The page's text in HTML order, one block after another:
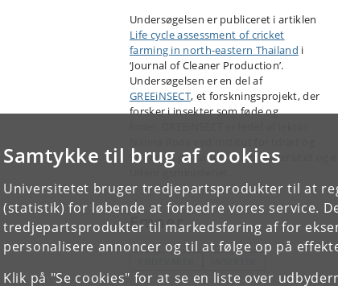
Samtykke til brug af cookies
Universitetet bruger tredjepartsprodukter til at
(statistik) for løbende at forbedre vores service.
tredjepartsprodukter til markedsføring af for
personalisere annoncer og til at følge op på
Klik på "Se cookies" for at se en liste over
Undersøgelsen er publiceret i artiklen
Life cycle assessment of cricket
farming in north-eastern Thailand i
‘Journal of Cleaner Production’.
Undersøgelsen er en del af
GREEiNSECT, et forskningsprojekt, der
forsker i insekter som føde og
Ernæring på Københavns Universitet og
Udenrigsministeriet.
Emner